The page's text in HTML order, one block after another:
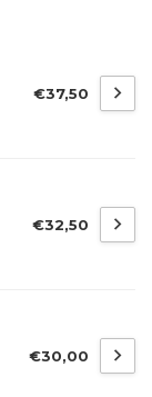
€37,50
€32,50
€30,00